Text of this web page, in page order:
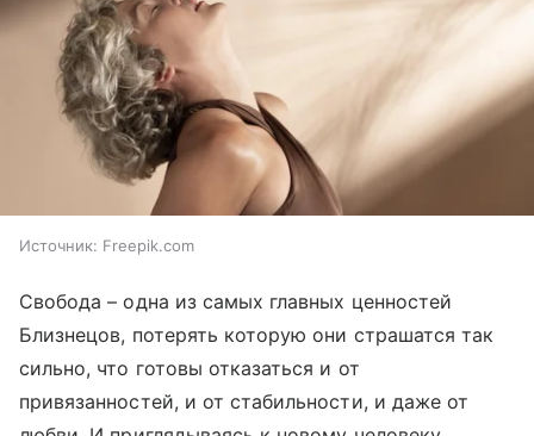
Источник: Freepik.com
Свобода – одна из самых главных ценностей
Близнецов, потерять которую они страшатся так
сильно, что готовы отказаться и от
привязанностей, и от стабильности, и даже от